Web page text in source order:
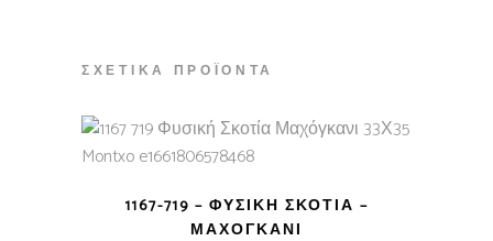
ΣΧΕΤΙΚΆ ΠΡΟΪΌΝΤΑ
1167-719 – ΦΥΣΙΚΉ ΣΚΟΤΊΑ –
ΜΑΧΌΓΚΑΝΙ